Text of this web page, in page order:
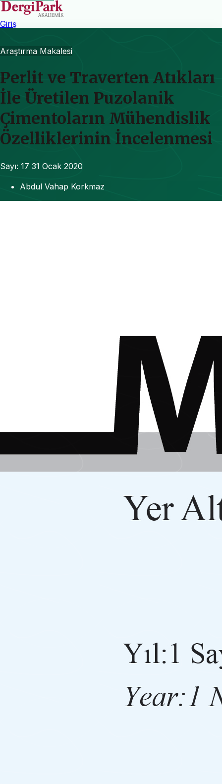
Giriş
Araştırma Makalesi
Perlit ve Traverten Atıkları
İle Üretilen Puzolanik
Çimentoların Mühendislik
Özelliklerinin İncelenmesi
Sayı: 17 31 Ocak 2020
Abdul Vahap Korkmaz